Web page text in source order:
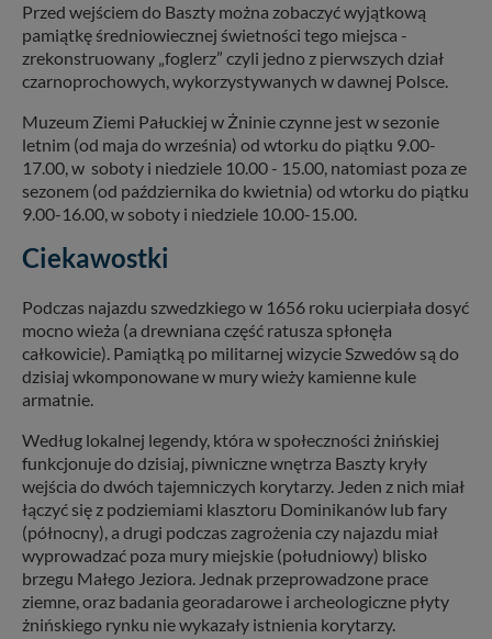
Przed wejściem do Baszty można zobaczyć wyjątkową
pamiątkę średniowiecznej świetności tego miejsca -
zrekonstruowany „foglerz” czyli jedno z pierwszych dział
czarnoprochowych, wykorzystywanych w dawnej Polsce.
Muzeum Ziemi Pałuckiej w Żninie czynne jest w sezonie
letnim (od maja do września) od wtorku do piątku 9.00-
17.00, w soboty i niedziele 10.00 - 15.00, natomiast poza ze
sezonem (od października do kwietnia) od wtorku do piątku
9.00-16.00, w soboty i niedziele 10.00-15.00.
Ciekawostki
Podczas najazdu szwedzkiego w 1656 roku ucierpiała dosyć
mocno wieża (a drewniana część ratusza spłonęła
całkowicie). Pamiątką po militarnej wizycie Szwedów są do
dzisiaj wkomponowane w mury wieży kamienne kule
armatnie.
Według lokalnej legendy, która w społeczności żnińskiej
funkcjonuje do dzisiaj, piwniczne wnętrza Baszty kryły
wejścia do dwóch tajemniczych korytarzy. Jeden z nich miał
łączyć się z podziemiami klasztoru Dominikanów lub fary
(północny), a drugi podczas zagrożenia czy najazdu miał
wyprowadzać poza mury miejskie (południowy) blisko
brzegu Małego Jeziora. Jednak przeprowadzone prace
ziemne, oraz badania georadarowe i archeologiczne płyty
żnińskiego rynku nie wykazały istnienia korytarzy.